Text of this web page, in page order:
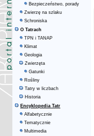
Bezpieczeństwo, porady
Zwierzę na szlaku
Schroniska
O Tatrach
TPN i TANAP
Klimat
Geologia
Zwierzęta
Gatunki
Rośliny
Tatry w liczbach
Historia
Encyklopedia Tatr
Alfabetycznie
Tematycznie
Multimedia